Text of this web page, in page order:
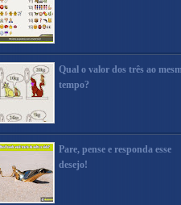
Qual o valor dos três ao
tempo?
Pare, pense e responda esse
desejo!